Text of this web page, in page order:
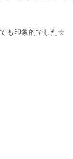
も印象的でした☆